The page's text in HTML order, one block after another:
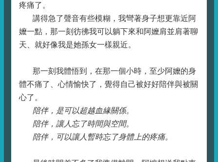
疼痛了。
講得急了聲音有些模糊，我彎著身子想更靠近阿
嬤一點，那一刻彷彿我可以躺下來和阿嬤肩並肩著聊
天、就好像我是她孫女一樣親近。
那一刻我體悟到，在那一個小時，至少阿嬤的身
體不痛了、心情愉快了，覺得自己被好好陪伴與被關
心了。
陪伴，是可以超越血緣關係。
陪伴，讓人忘了時間與空間。
陪伴，可以讓人暫時忘了身體上的疼痛。